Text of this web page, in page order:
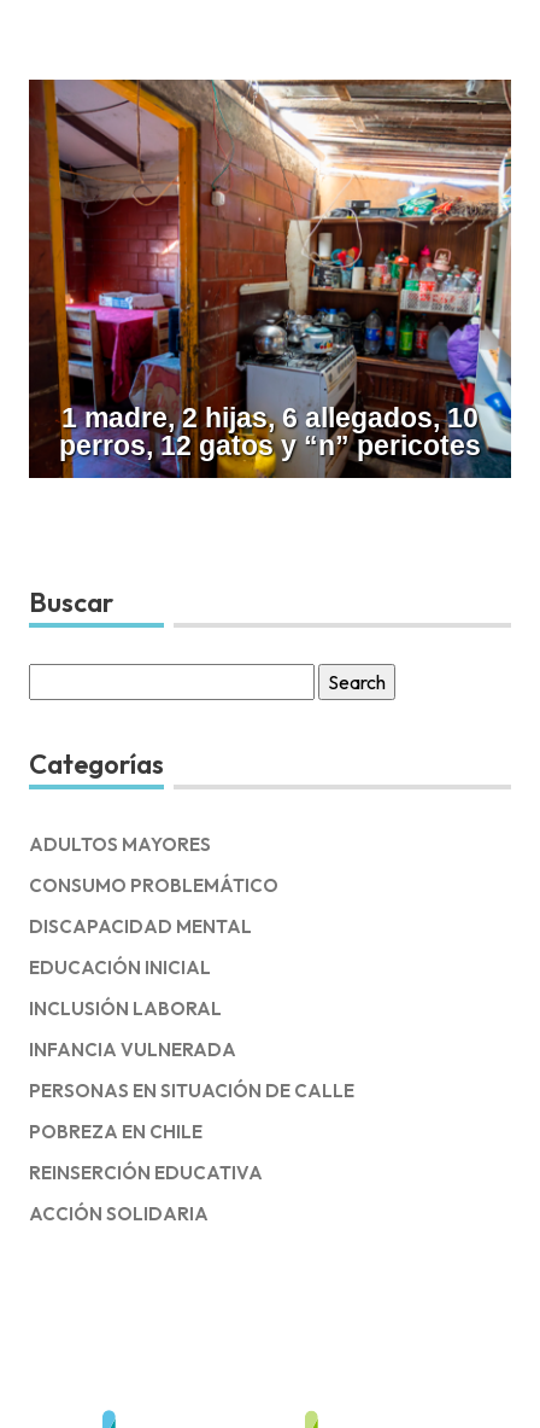
1 madre, 2 hijas, 6 allegados, 10
perros, 12 gatos y “n” pericotes
Buscar
for:
Categorías
ADULTOS MAYORES
CONSUMO PROBLEMÁTICO
DISCAPACIDAD MENTAL
EDUCACIÓN INICIAL
INCLUSIÓN LABORAL
INFANCIA VULNERADA
PERSONAS EN SITUACIÓN DE CALLE
POBREZA EN CHILE
REINSERCIÓN EDUCATIVA
ACCIÓN SOLIDARIA